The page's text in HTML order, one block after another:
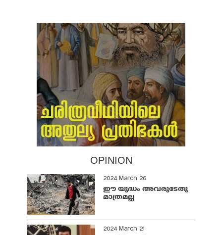
OPINION
2024 March 26
ഈ യുദ്ധം അവരുടേതു
മാത്രമല്ല
2024 March 21